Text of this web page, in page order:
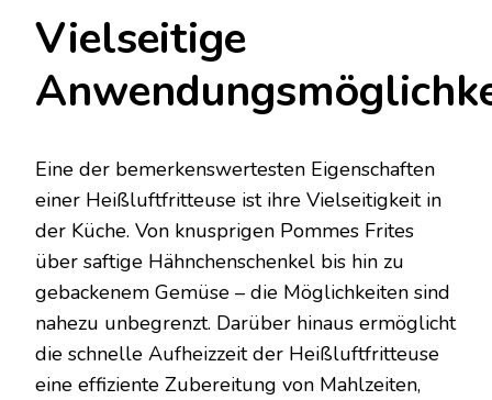
Vielseitige
Eine der bemerkenswertesten Eigenschaften
einer Heißluftfritteuse ist ihre Vielseitigkeit in
der Küche. Von knusprigen Pommes Frites
über saftige Hähnchenschenkel bis hin zu
gebackenem Gemüse – die Möglichkeiten sind
nahezu unbegrenzt. Darüber hinaus ermöglicht
die schnelle Aufheizzeit der Heißluftfritteuse
eine effiziente Zubereitung von Mahlzeiten,